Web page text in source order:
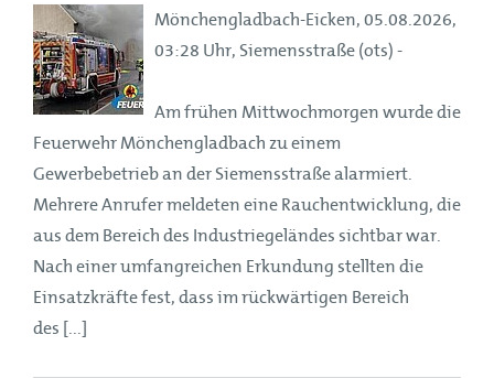
Mönchengladbach-Eicken, 05.08.2026,
03:28 Uhr, Siemensstraße (ots) -
Am frühen Mittwochmorgen wurde die
Feuerwehr Mönchengladbach zu einem
Gewerbebetrieb an der Siemensstraße alarmiert.
Mehrere Anrufer meldeten eine Rauchentwicklung, die
aus dem Bereich des Industriegeländes sichtbar war.
Nach einer umfangreichen Erkundung stellten die
Einsatzkräfte fest, dass im rückwärtigen Bereich
des [...]